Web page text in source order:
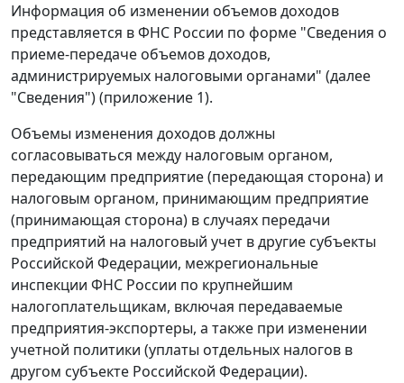
Информация об изменении объемов доходов
представляется в ФНС России по форме "Сведения о
приеме-передаче объемов доходов,
администрируемых налоговыми органами" (далее
"Сведения") (приложение 1).
Объемы изменения доходов должны
согласовываться между налоговым органом,
передающим предприятие (передающая сторона) и
налоговым органом, принимающим предприятие
(принимающая сторона) в случаях передачи
предприятий на налоговый учет в другие субъекты
Российской Федерации, межрегиональные
инспекции ФНС России по крупнейшим
налогоплательщикам, включая передаваемые
предприятия-экспортеры, а также при изменении
учетной политики (уплаты отдельных налогов в
другом субъекте Российской Федерации).